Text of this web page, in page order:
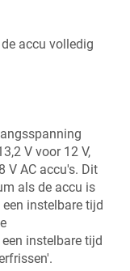
accu volledig
V voor 12 V,
V AC accu's. Dit
als de accu is
instelbare tijd
instelbare tijd